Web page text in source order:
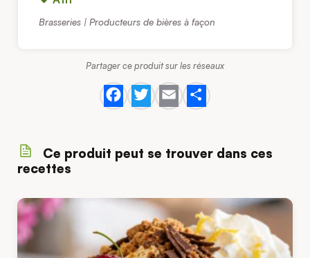
Brasseries | Producteurs de bières à façon
Partager ce produit sur les réseaux
Facebook
Twitter
EmailShare
Ce produit peut se trouver dans ces
recettes